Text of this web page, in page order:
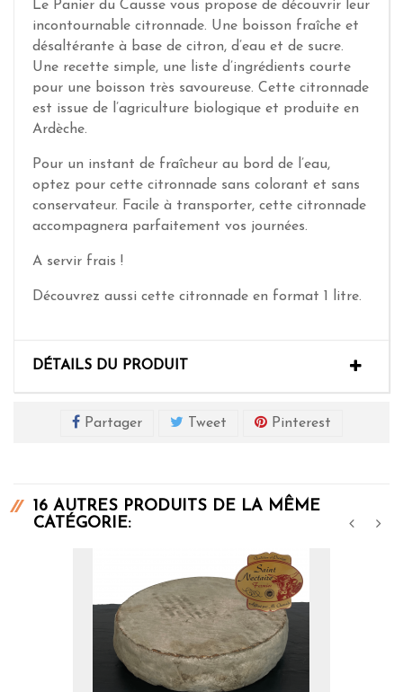
Le Panier du Causse vous propose de découvrir leur
incontournable citronnade. Une boisson fraîche et
désaltérante à base de citron, d’eau et de sucre.
Une recette simple, une liste d’ingrédients courte
pour une boisson très savoureuse. Cette citronnade
est issue de l’agriculture biologique et produite en
Ardèche.
Pour un instant de fraîcheur au bord de l’eau,
optez pour cette citronnade sans colorant et sans
conservateur. Facile à transporter, cette citronnade
accompagnera parfaitement vos journées.
A servir frais !
Découvrez aussi cette citronnade en format 1 litre.
DÉTAILS DU PRODUIT
Partager Tweet Pinterest
16 AUTRES PRODUITS DE LA MÊME
CATÉGORIE: